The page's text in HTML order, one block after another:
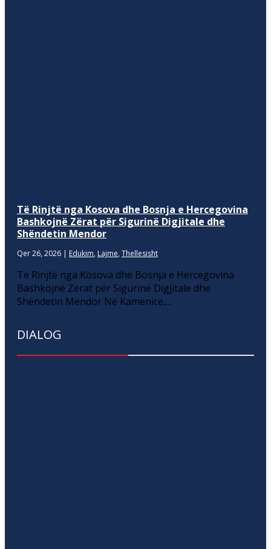
Të Rinjtë nga Kosova dhe Bosnja e Hercegovina
Bashkojnë Zërat për Sigurinë Digjitale dhe
Shëndetin Mendor
Qer 26, 2026 | Edukim, Lajme, Thellesisht
Të Rinjtë nga Kosova dhe Bosnja e Hercegovina
Bashkojnë Zërat për Sigurinë Digjitale dhe
Shëndetin Mendor Në Kamenicë,...
DIALOG